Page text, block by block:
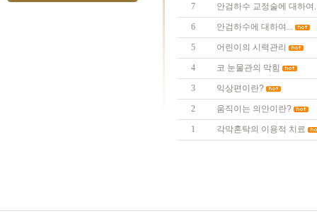
7 안검하수 교정술에 대하여
6 안검하수에 대하여...
5 어린이의 시력관리
4 코 눈물관의 막힘
3 익상편이란?
2 움직이는 의안이란?
1 각막혼탁의 이용적 치료